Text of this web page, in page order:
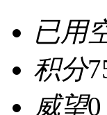
已用
积分
威望0